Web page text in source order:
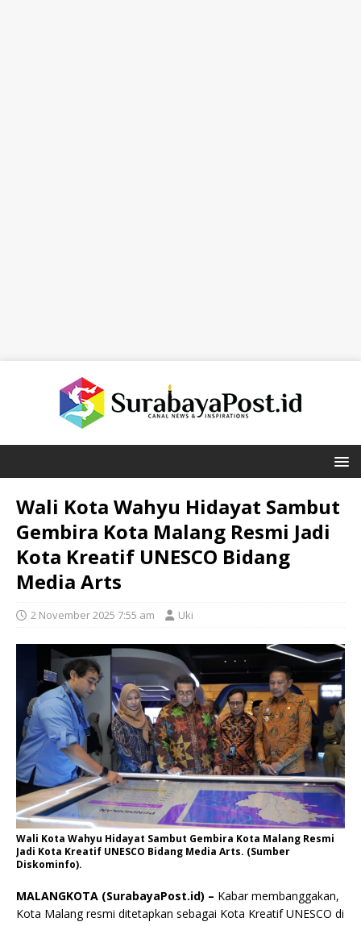
Wali Kota Wahyu Hidayat Sambut
Gembira Kota Malang Resmi Jadi
Kota Kreatif UNESCO Bidang
Media Arts
2 November 2025 7:55 am Uki
Wali Kota Wahyu Hidayat Sambut Gembira Kota Malang Resmi
Jadi Kota Kreatif UNESCO Bidang Media Arts. (Sumber
Diskominfo).
MALANGKOTA (SurabayaPost.id) – Kabar membanggakan,
Kota Malang resmi ditetapkan sebagai Kota Kreatif UNESCO di